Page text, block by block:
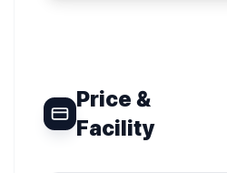
Price &
Facility